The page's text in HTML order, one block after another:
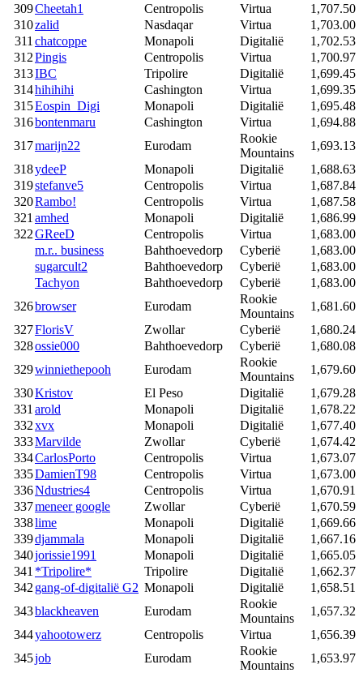
309Cheetah1 Centropolis Virtua
1,707.50
310zalid Nasdaqar Virtua
1,703.00
311 chatcoppe Monapoli Digitalië
1,702.53
312Pingis Centropolis Virtua
1,700.97
313IBC Tripolire Digitalië
1,699.45
314hihihihi Cashington Virtua
1,699.35
315Eospin_Digi Monapoli Digitalië
1,695.48
316bontenmaru Cashington Virtua
1,694.88
317marijn22 Eurodam
Rookie
Mountains
1,693.13
318ydeeP Monapoli Digitalië
1,688.63
319stefanve5 Centropolis Virtua
1,687.84
320Rambo! Centropolis Virtua
1,687.58
321 amhed Monapoli Digitalië
1,686.99
322GReeD Centropolis Virtua
1,683.00
m.r.. business
Bahthoevedorp Cyberië
1,683.00
sugarcult2
Bahthoevedorp Cyberië
1,683.00
Tachyon
Bahthoevedorp Cyberië
1,683.00
326browser Eurodam
Rookie
Mountains
1,681.60
327FlorisV Zwollar Cyberië
1,680.24
328ossie000 Bahthoevedorp Cyberië
1,680.08
329winniethepooh Eurodam
Rookie
Mountains
1,679.60
330Kristov El Peso Digitalië
1,679.28
331 arold Monapoli Digitalië
1,678.22
332xvx Monapoli Digitalië
1,677.40
333Marvilde Zwollar Cyberië
1,674.42
334CarlosPorto Centropolis Virtua
1,673.07
335DamienT98 Centropolis Virtua
1,673.00
336Ndustries4 Centropolis Virtua
1,670.91
337meneer google Zwollar Cyberië
1,670.59
338lime Monapoli Digitalië
1,669.66
339djammala Monapoli Digitalië
1,667.16
340jorissie1991 Monapoli Digitalië
1,665.05
341 *Tripolire* Tripolire Digitalië
1,662.37
342 gang-of-digitalië G2 Monapoli Digitalië
1,658.51
343blackheaven Eurodam
Rookie
Mountains
1,657.32
344yahootowerz Centropolis Virtua
1,656.39
345job Eurodam
Rookie
Mountains
1,653.97